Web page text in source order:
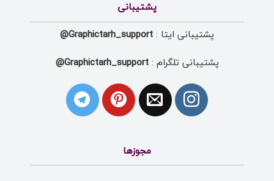
پشتیبانی
پشتیبانی ایتا : Graphictarh_support@
پشتیبانی تلگرام :Graphictarh_support@
مجوزها